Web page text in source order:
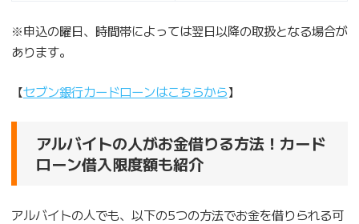
※申込の曜日、時間帯によっては翌日以降の取扱となる場合が
あります。
【セブン銀行カードローンはこちらから】
アルバイトの人がお金借りる方法！カード
ローン借入限度額も紹介
アルバイトの人でも、以下の5つの方法でお金を借りられる可